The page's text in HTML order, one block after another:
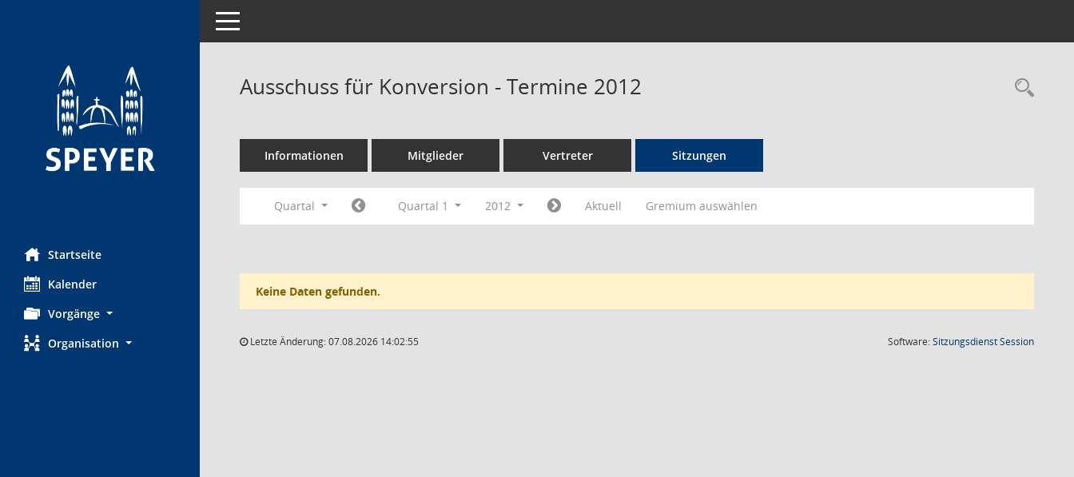
Startseite
Kalender
Vorgänge
Organisation
Toggle navigation
Ausschuss für Konversion - Termine 2012
Informationen Mitglieder Vertreter Sitzungen
Quartal Quartal 1 2012 Aktuell Gremium auswählen
Keine Daten gefunden.
Letzte Änderung: 07.08.2026 14:02:55 Software:SitzungsdienstSession(Wird in